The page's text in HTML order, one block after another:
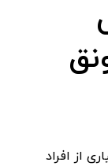
از افراد